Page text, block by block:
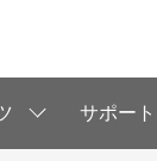
サポー